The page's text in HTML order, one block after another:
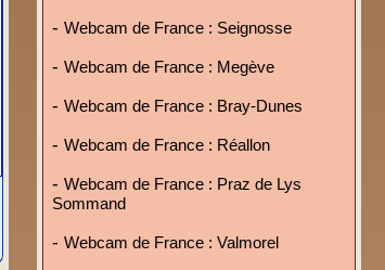
- Webcam de France : Seignosse
- Webcam de France : Megève
- Webcam de France : Bray-Dunes
- Webcam de France : Réallon
- Webcam de France : Praz de Lys
Sommand
- Webcam de France : Valmorel